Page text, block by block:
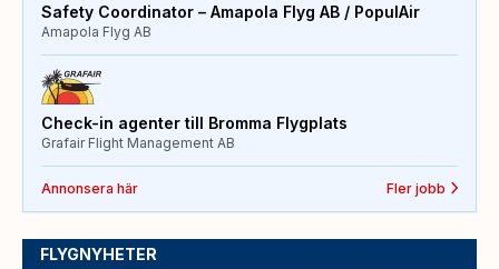
Safety Coordinator – Amapola Flyg AB / PopulAir
Amapola Flyg AB
Check-in agenter till Bromma Flygplats
Grafair Flight Management AB
Annonsera här Fler jobb
FLYGNYHETER